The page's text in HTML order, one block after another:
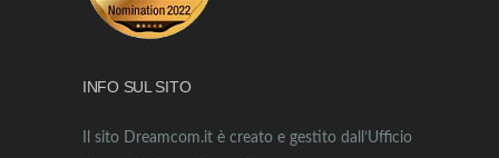
INFO SUL SITO
Il sito Dreamcom.it è creato e gestito dall’Ufficio